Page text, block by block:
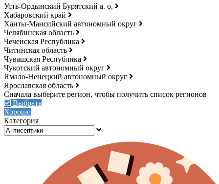
Усть-Ордынский Бурятский а. о.
Хабаровский край
Ханты-Мансийский автономный округ
Челябинская область
Чеченская Республика
Читинская область
Чувашская Республика
Чукотский автономный округ
Ямало-Ненецкий автономный округ
Ярославская область
Выбрать
Хорошо
Категория